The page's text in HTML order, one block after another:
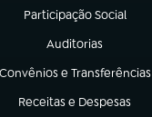
Participação Social
(abre em nova aba)
Auditorias
(abre em nova aba)
Convênios e Transferências
(abre em nova aba)
Receitas e Despesas
(abre em nova aba)